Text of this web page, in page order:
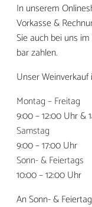
In unserem
Vorkasse &
Sie auch bei uns
bar zahlen.
Unser
Montag – Freitag
9:00 – 12:00 Uhr &
Samstag
9:00 – 17:00 Uhr
Sonn- & Feiertags
10:00 – 12:00 Uhr
An Sonn- &